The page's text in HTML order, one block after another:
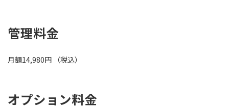
管理料金
月額14,980円 （税込）
オプション料金